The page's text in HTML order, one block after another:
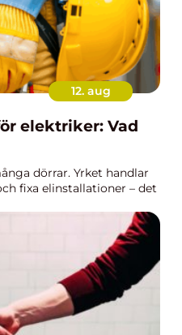
12. aug
elektriker: Vad
dörrar. Yrket handlar
fixa elinstallationer – det